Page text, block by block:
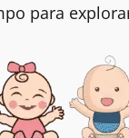
para